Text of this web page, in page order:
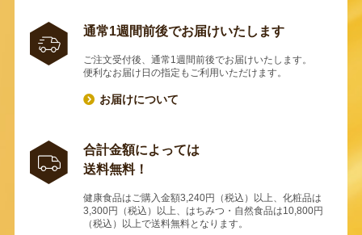
通常1週間前後でお届けいたします
ご注文受付後、通常1週間前後でお届けいたします。
便利なお届け日の指定もご利用いただけます。
お届けについて
合計金額によっては
送料無料！
健康食品はご購入金額3,240円（税込）以上、化粧品は
3,300円（税込）以上、はちみつ・自然食品は10,800円
（税込）以上で送料無料となります。